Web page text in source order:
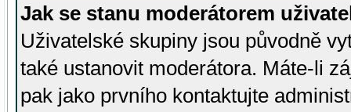
Jak se stanu moderátorem
Uživatelské skupiny jsou původně
také ustanovit moderátora. Máte-li
pak jako prvního kontaktujte